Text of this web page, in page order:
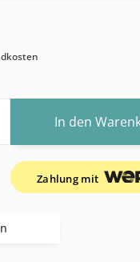
In den
Zahlung mit